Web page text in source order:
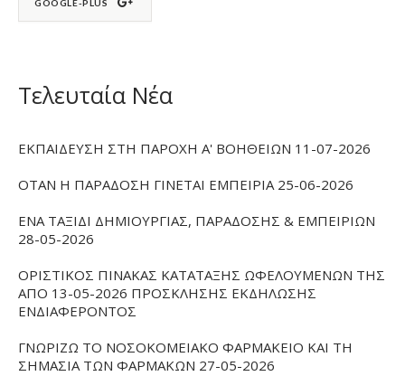
GOOGLE-PLUS
Τελευταία Νέα
ΕΚΠΑΙΔΕΥΣΗ ΣΤΗ ΠΑΡΟΧΗ Α' ΒΟΗΘΕΙΩΝ 11-07-2026
ΟΤΑΝ Η ΠΑΡΑΔΟΣΗ ΓΙΝΕΤΑΙ ΕΜΠΕΙΡΙΑ 25-06-2026
ΕΝΑ ΤΑΞΙΔΙ ΔΗΜΙΟΥΡΓΙΑΣ, ΠΑΡΑΔΟΣΗΣ & ΕΜΠΕΙΡΙΩΝ
28-05-2026
ΟΡΙΣΤΙΚΟΣ ΠΙΝΑΚΑΣ ΚΑΤΑΤΑΞΗΣ ΩΦΕΛΟΥΜΕΝΩΝ ΤΗΣ
ΑΠΟ 13-05-2026 ΠΡΟΣΚΛΗΣΗΣ ΕΚΔΗΛΩΣΗΣ
ΕΝΔΙΑΦΕΡΟΝΤΟΣ
ΓΝΩΡΙΖΩ ΤΟ ΝΟΣΟΚΟΜΕΙΑΚΟ ΦΑΡΜΑΚΕΙΟ ΚΑΙ ΤΗ
ΣΗΜΑΣΙΑ ΤΩΝ ΦΑΡΜΑΚΩΝ 27-05-2026